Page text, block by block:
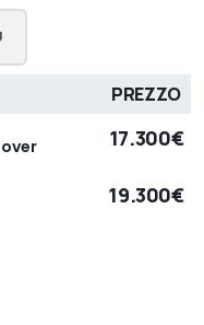
PREZZO
17.300€
19.300€